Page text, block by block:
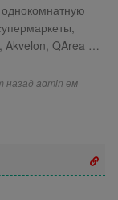
Akvelon, QArea …
назад admin ем